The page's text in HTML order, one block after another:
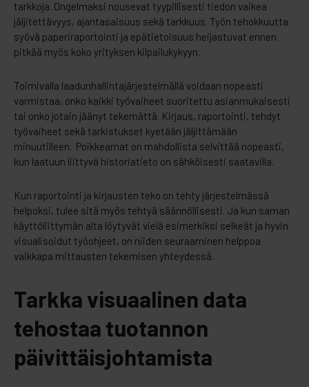
tarkkoja. Ongelmaksi nousevat tyypillisesti tiedon vaikea
jäljitettävyys, ajantasaisuus sekä tarkkuus. Työn tehokkuutta
syövä paperiraportointi ja epätietoisuus heijastuvat ennen
pitkää myös koko yrityksen kilpailukykyyn.
Toimivalla laadunhallintajärjestelmällä voidaan nopeasti
varmistaa, onko kaikki työvaiheet suoritettu asianmukaisesti
tai onko jotain jäänyt tekemättä. Kirjaus, raportointi, tehdyt
työvaiheet sekä tarkistukset kyetään jäljittämään
minuutilleen. Poikkeamat on mahdollista selvittää nopeasti,
kun laatuun liittyvä historiatieto on sähköisesti saatavilla.
Kun raportointi ja kirjausten teko on tehty järjestelmässä
helpoksi, tulee sitä myös tehtyä säännöllisesti. Ja kun saman
käyttöliittymän alta löytyvät vielä esimerkiksi selkeät ja hyvin
visualisoidut työohjeet, on niiden seuraaminen helppoa
vaikkapa mittausten tekemisen yhteydessä.
Tarkka visuaalinen data
tehostaa tuotannon
päivittäisjohtamista